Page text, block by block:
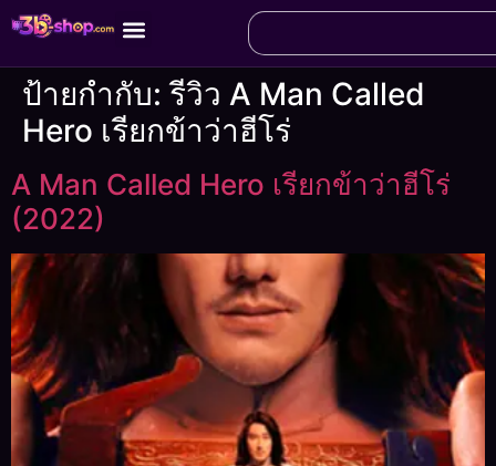
ป้ายกำกับ:รีวิว A Man Called
Hero เรียกข้าว่าฮีโร่
A Man Called Hero เรียกข้าว่าฮีโร่
(2022)